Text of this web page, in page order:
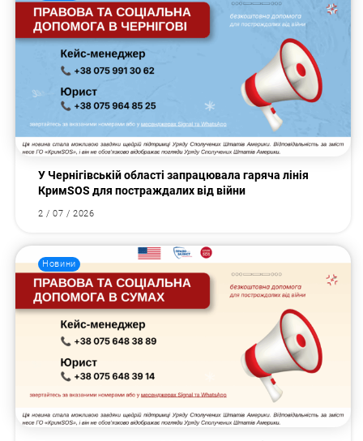
У Чернігівській області запрацювала гаряча лінія
КримSOS для постраждалих від війни
2 / 07 / 2026
Новини